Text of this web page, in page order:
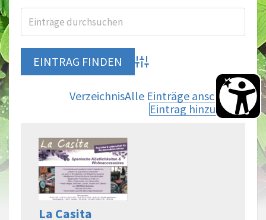
Advanced Search
VerzeichnisAlle Einträge anschauen
Eintrag hinzufügen
La Casita